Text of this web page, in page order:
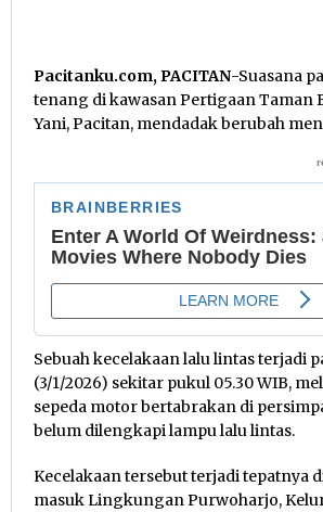
Pacitanku.com, PACITAN-Suasana
tenang di kawasan Pertigaan Taman
Yani, Pacitan, mendadak berubah
Sebuah kecelakaan lalu lintas terjadi
(3/1/2026) sekitar pukul 05.30 WIB,
sepeda motor bertabrakan di
belum dilengkapi lampu lalu lintas.
Kecelakaan tersebut terjadi tepatnya
masuk Lingkungan Purwoharjo,